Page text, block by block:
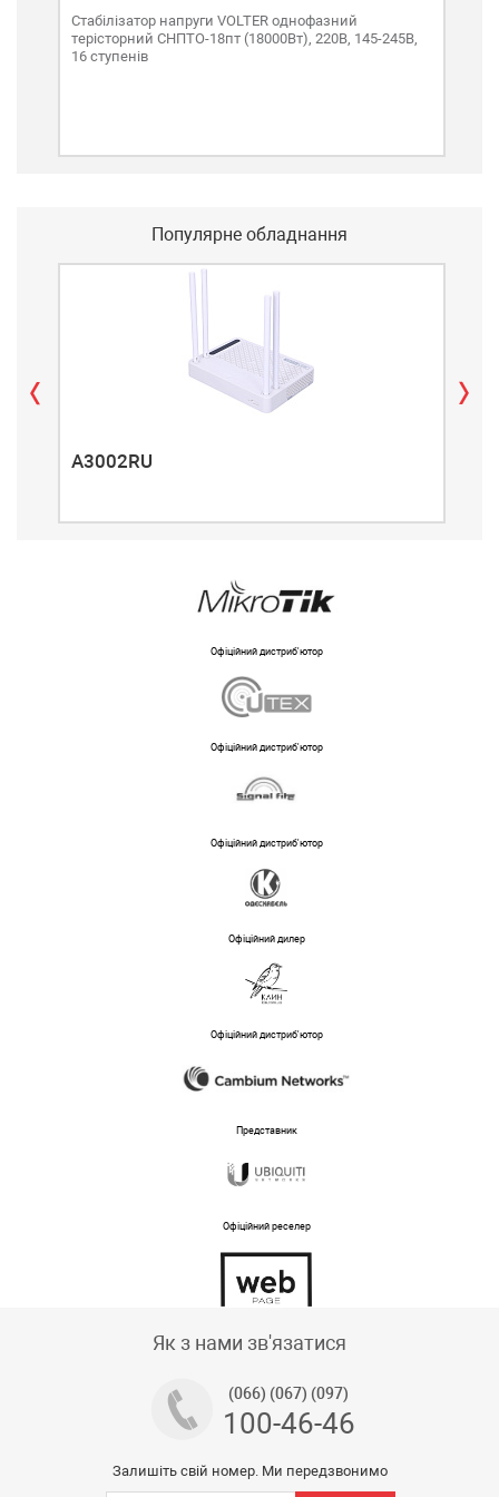
Стабілізатор напруги VOLTER однофазний
терісторний СНПТО-18пт (18000Вт), 220В, 145-245В,
16 ступенів
Популярне обладнання
A3002RU
Офіційний дистриб'ютор
Офіційний дистриб'ютор
Офіційний дистриб'ютор
Офіційний дилер
Офіційний дистриб'ютор
Представник
Офіційний реселер
Як з нами зв'язатися
(066) (067) (097)
100-46-46
Залишіть свій номер. Ми передзвонимо